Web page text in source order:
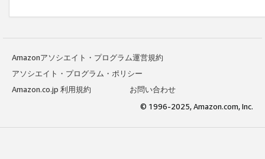
Amazonアソシエイト・プログラム運営規約
アソシエイト・プログラム・ポリシー
Amazon.co.jp 利用規約
お問い合わせ
© 1996-2025, Amazon.com, Inc.